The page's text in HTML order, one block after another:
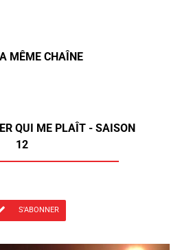
MÊME CHAÎNE
QUI ME PLAÎT - SAISON
12
S'ABONNER